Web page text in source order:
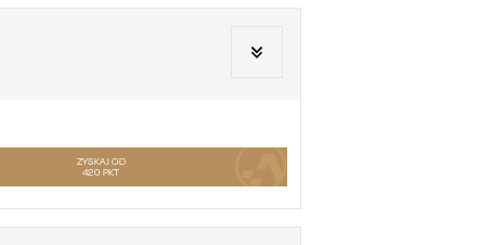
ZYSKAJ OD
420 PKT